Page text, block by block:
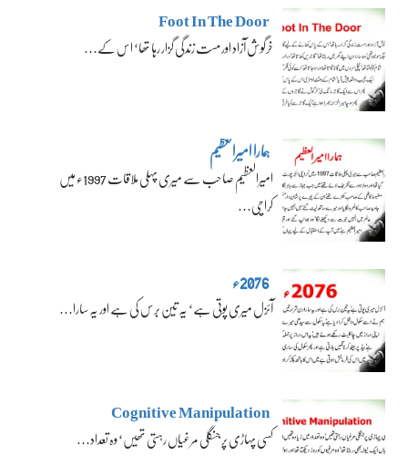
Foot In The Door
خرگوش آزاد اور مست زندگی گزار رہا تھا‘ اس کے…
ہمارا امیرالعظیم
امیرالعظیم صاحب سے میری پہلی ملاقات 1997ء میں
کراچی…
2076ء
آئزل میری پوتی ہے‘ یہ تین برس کی ہے اور یہ سارا…
Cognitive Manipulation
کسی پہاڑی پر جنگلی مرغیاں رہتی تھیں‘ وہ تعداد…